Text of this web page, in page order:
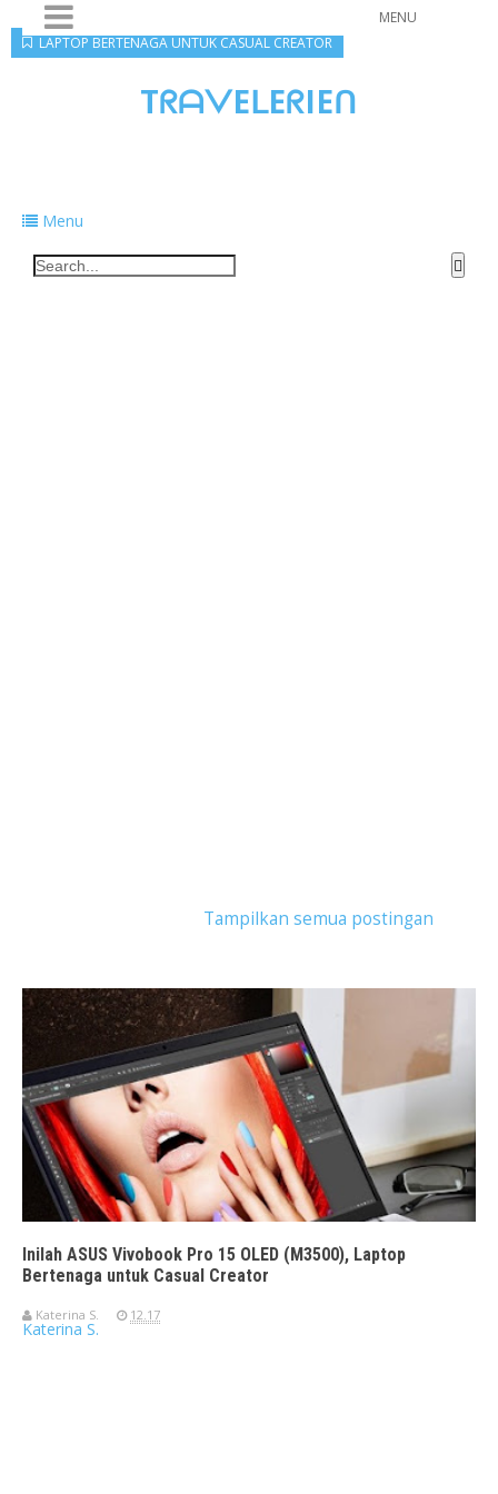
MENU
TᖇᗩᐯEᒪEᖇIEᑎ
Menu
Tampilkan semua postingan
Inilah ASUS Vivobook Pro 15 OLED (M3500), Laptop
Bertenaga untuk Casual Creator
LAPTOP BERTENAGA UNTUK CASUAL CREATOR
Katerina S. 12.17
Katerina S.